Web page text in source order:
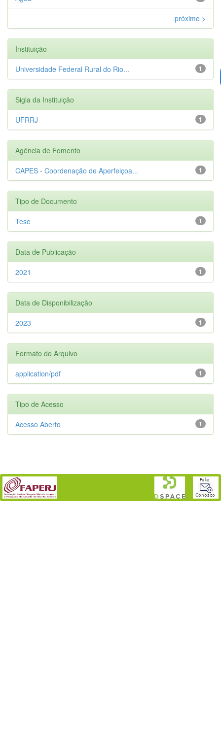
próximo >
Instituição
1
Universidade Federal Rural do Rio...
Sigla da Instituição
1
UFRRJ
Agência de Fomento
1
CAPES - Coordenação de Aperfeiçoa...
Tipo de Documento
1
Tese
Data de Publicação
1
2021
Data de Disponibilização
1
2023
Formato do Arquivo
1
application/pdf
Tipo de Acesso
1
Acesso Aberto